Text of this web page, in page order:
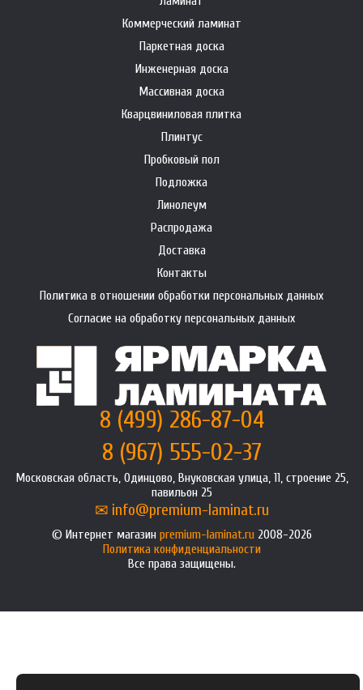
Коммерческий ламинат
Паркетная доска
Инженерная доска
Массивная доска
Кварцвиниловая плитка
Плинтус
Пробковый пол
Подложка
Линолеум
Распродажа
Доставка
Контакты
Политика в отношении обработки персональных данных
Согласие на обработку персональных данных
8 (499) 286-87-04
8 (967) 555-02-37
Московская область, Одинцово, Внуковская улица, 11, строение 25,
павильон 25
info@premium-laminat.ru
Интернет магазин premium-laminat.ru2008-2026
Политика конфиденциальности
Все права защищены.